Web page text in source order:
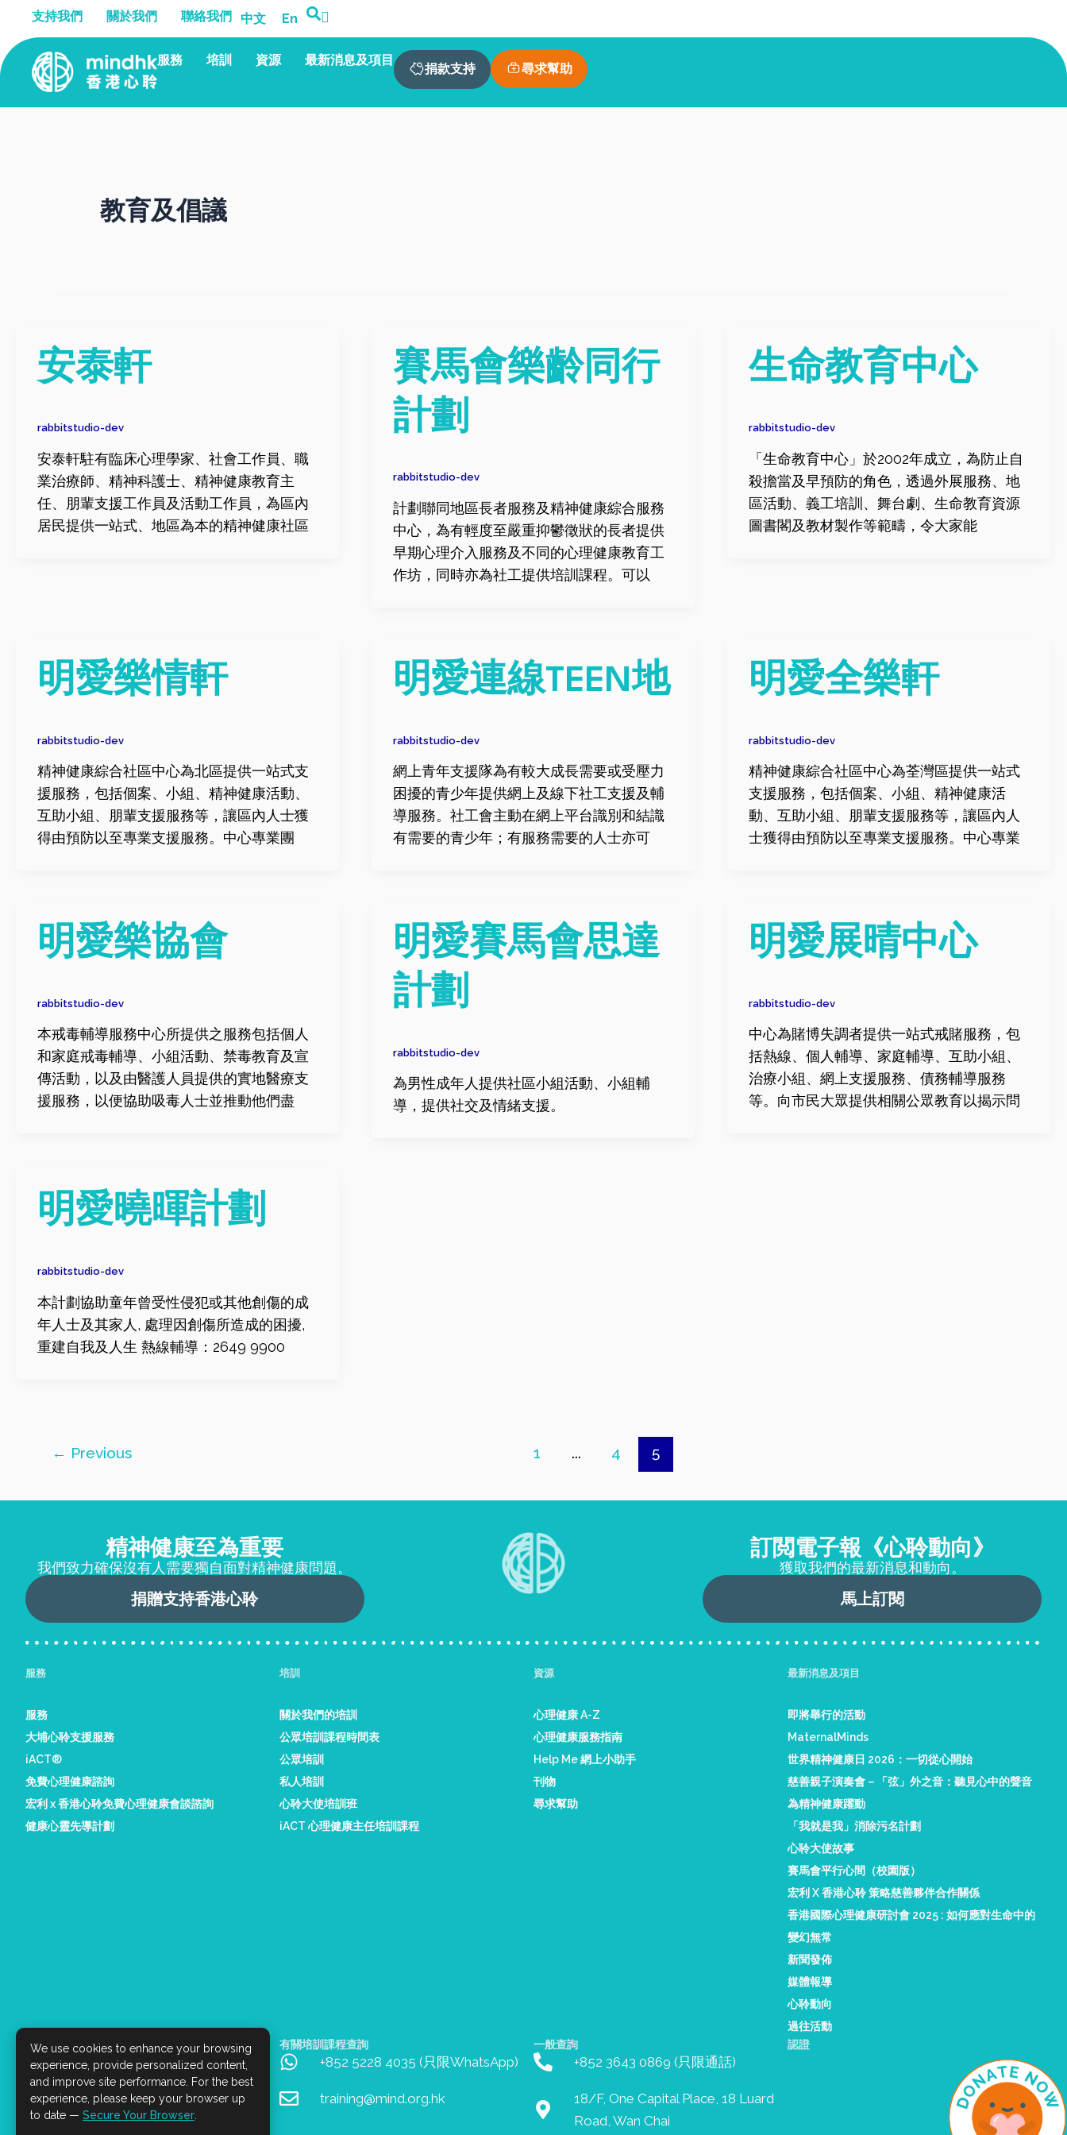
主
要
支持我們 關於我們 聯絡我們 中文 En
服務 培訓 資源 最新消息及項目 捐款支持 尋求幫助
教育及倡議
安泰軒
rabbitstudio-dev
安泰軒駐有臨床心理學家、社會工作員、職
業治療師、精神科護士、精神健康教育主
任、朋輩支援工作員及活動工作員，為區內
居民提供一站式、地區為本的精神健康社區
賽馬會樂齡同行
計劃
rabbitstudio-dev
計劃聯同地區長者服務及精神健康綜合服務
中心，為有輕度至嚴重抑鬱徵狀的長者提供
早期心理介入服務及不同的心理健康教育工
作坊，同時亦為社工提供培訓課程。可以
生命教育中心
rabbitstudio-dev
「生命教育中心」於2002年成立，為防止自
殺擔當及早預防的角色，透過外展服務、地
區活動、義工培訓、舞台劇、生命教育資源
圖書閣及教材製作等範疇，令大家能
明愛樂情軒
rabbitstudio-dev
精神健康綜合社區中心為北區提供一站式支
援服務，包括個案、小組、精神健康活動、
互助小組、朋輩支援服務等，讓區內人士獲
得由預防以至專業支援服務。中心專業團
明愛連線TEEN地
rabbitstudio-dev
網上青年支援隊為有較大成長需要或受壓力
困擾的青少年提供網上及線下社工支援及輔
導服務。社工會主動在網上平台識別和結識
有需要的青少年；有服務需要的人士亦可
明愛全樂軒
rabbitstudio-dev
精神健康綜合社區中心為荃灣區提供一站式
支援服務，包括個案、小組、精神健康活
動、互助小組、朋輩支援服務等，讓區內人
士獲得由預防以至專業支援服務。中心專業
明愛樂協會
rabbitstudio-dev
本戒毒輔導服務中心所提供之服務包括個人
和家庭戒毒輔導、小組活動、禁毒教育及宣
傳活動，以及由醫護人員提供的實地醫療支
援服務，以便協助吸毒人士並推動他們盡
明愛賽馬會思達
計劃
rabbitstudio-dev
為男性成年人提供社區小組活動、小組輔
導，提供社交及情緒支援。
明愛展晴中心
rabbitstudio-dev
中心為賭博失調者提供一站式戒賭服務，包
括熱線、個人輔導、家庭輔導、互助小組、
治療小組、網上支援服務、債務輔導服務
等。向市民大眾提供相關公眾教育以揭示問
明愛曉暉計劃
rabbitstudio-dev
本計劃協助童年曾受性侵犯或其他創傷的成
年人士及其家人, 處理因創傷所造成的困擾,
重建自我及人生 熱線輔導：2649 9900
文
分
頁
← Previous 1 ... 4 5
精神健康至為重要
我們致力確保沒有人需要獨自面對精神健康問題。
捐贈支持香港心聆
訂閲電子報《心聆動向》
獲取我們的最新消息和動向。
馬上訂閱
服務
服務
大埔心聆支援服務
iACT®
免費心理健康諮詢
宏利 x 香港心聆免費心理健康會談諮詢
健康心靈先導計劃
培訓
關於我們的培訓
公眾培訓課程時間表
公眾培訓
私人培訓
心聆大使培訓班
iACT 心理健康主任培訓課程
資源
心理健康 A-Z
心理健康服務指南
Help Me 網上小助手
刊物
尋求幫助
最新消息及項目
即將舉行的活動
MaternalMinds
世界精神健康日 2026：一切從心開始
慈善親子演奏會－「弦」外之音：聽見心中的聲音
為精神健康躍動
「我就是我」消除污名計劃
心聆大使故事
賽馬會平行心間（校園版）
宏利 X 香港心聆 策略慈善夥伴合作關係
香港國際心理健康研討會 2025 : 如何應對生命中的
變幻無常
新聞發佈
媒體報導
心聆動向
過往活動
有關 iACT 服務查詢
+852 9045 5407 (只限Whatsapp)
service@iact.hk
有關培訓課程查詢
+852 5228 4035 (只限WhatsApp)
training@mind.org.hk
一般查詢
+852 3643 0869 (只限通話)
18/F, One Capital Place, 18 Luard
Road, Wan Chai
認證
We use cookies to enhance your browsing
experience, provide personalized content,
and improve site performance. For the best
experience, please keep your browser up
to date — Secure Your Browser